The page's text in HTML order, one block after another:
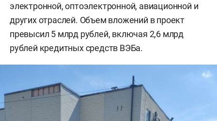
электронной, оптоэлектронной, авиационной и
других отраслей. Объем вложений в проект
превысил 5 млрд рублей, включая 2,6 млрд
рублей кредитных средств ВЭБа.